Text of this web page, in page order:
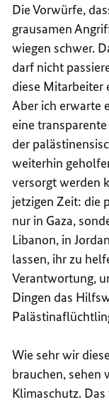
Die Vorwürfe,
grausamen
wiegen schwer.
darf nicht
diese Mitarbeiter
Aber ich erwarte
eine
der
weiterhin
versorgt werden
jetzigen Zeit: die
nur in Gaza,
Libanon, in
lassen, ihr zu
Verantwortung,
Dingen das
Wie sehr wir
brauchen, sehen
Klimaschutz.